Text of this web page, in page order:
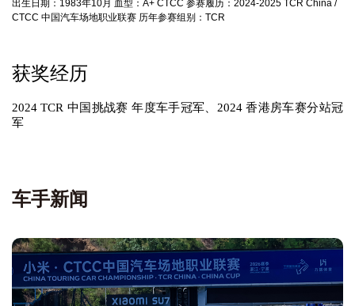
出生日期：1983年10月 血型：A+ CTCC 参赛履历：2024-2025 TCR China /
CTCC 中国汽车场地职业联赛 历年参赛组别：TCR
获奖经历
2024 TCR 中国挑战赛 年度车手冠军、2024 香港房车赛分站冠
军
车手新闻